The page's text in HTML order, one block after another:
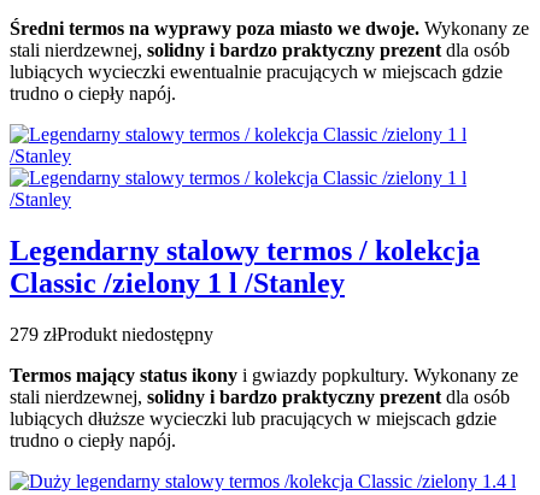
Średni termos na wyprawy poza miasto we dwoje. Wykonany ze
stali nierdzewnej, solidny i bardzo praktyczny prezentdla osób
lubiących wycieczki ewentualnie pracujących w miejscach gdzie
trudno o ciepły napój.
Legendarny stalowy termos / kolekcja
Classic /zielony 1 l /Stanley
279 złProdukt niedostępny
Termos mający status ikony i gwiazdy popkultury. Wykonany ze
stali nierdzewnej, solidny i bardzo praktyczny prezent dla osób
lubiących dłuższe wycieczki lub pracujących w miejscach gdzie
trudno o ciepły napój.